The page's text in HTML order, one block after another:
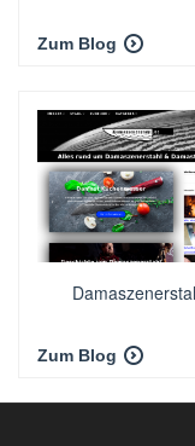
Zum Blog
Zum Blog